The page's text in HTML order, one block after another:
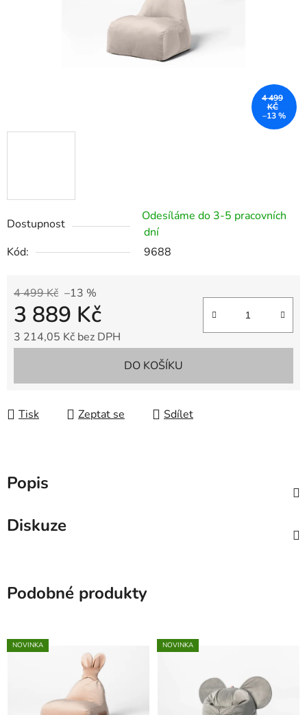
Dostupnost
Odesíláme do 3-5 pracovních
dní
Kód:
9688
4 499 Kč –13 %
3 889 Kč
3 214,05 Kč bez DPH
DO KOŠÍKU
Tisk Zeptat se Sdílet
4 499
KČ
–13 %
Popis
Diskuze
Podobné produkty
NOVINKA NOVINKA